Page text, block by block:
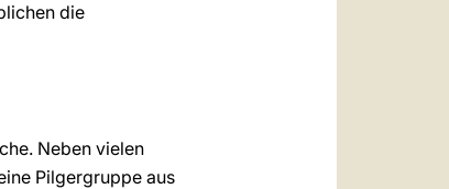
die
Neben vielen
Pilgergruppe aus